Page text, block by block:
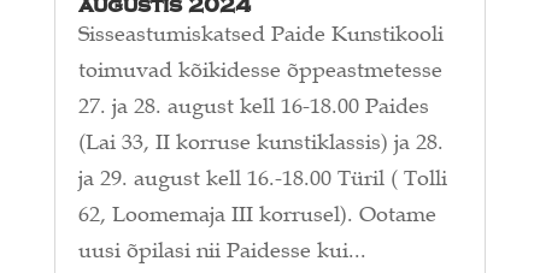
augustis 2024
Sisseastumiskatsed Paide Kunstikooli
toimuvad kõikidesse õppeastmetesse
27. ja 28. august kell 16-18.00 Paides
(Lai 33, II korruse kunstiklassis) ja 28.
ja 29. august kell 16.-18.00 Türil ( Tolli
62, Loomemaja III korrusel). Ootame
uusi õpilasi nii Paidesse kui...